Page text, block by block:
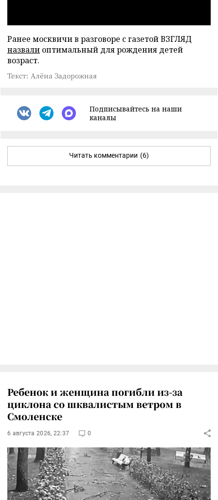
Ранее москвичи в разговоре с газетой ВЗГЛЯД
назвали оптимальный для рождения детей
возраст.
Текст: Алёна Задорожная
Подписывайтесь на наши
каналы
Читать комментарии (6)
Ребенок и женщина погибли из-за
циклона со шквалистым ветром в
Смоленске
6 августа 2026, 22:37 0